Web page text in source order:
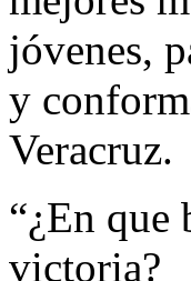
jóvenes,
y
Veracruz.
“¿En que
victoria?